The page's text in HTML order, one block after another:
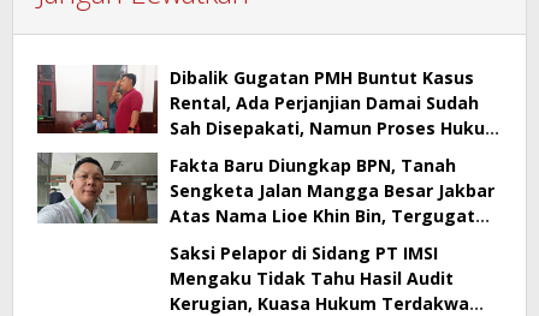
Dibalik Gugatan PMH Buntut Kasus
Rental, Ada Perjanjian Damai Sudah
Sah Disepakati, Namun Proses Hukum
Berlanjut
Fakta Baru Diungkap BPN, Tanah
Sengketa Jalan Mangga Besar Jakbar
Atas Nama Lioe Khin Bin, Tergugat
Tak Bisa Buktikan Kepemilikan
Saksi Pelapor di Sidang PT IMSI
Mengaku Tidak Tahu Hasil Audit
Kerugian, Kuasa Hukum Terdakwa